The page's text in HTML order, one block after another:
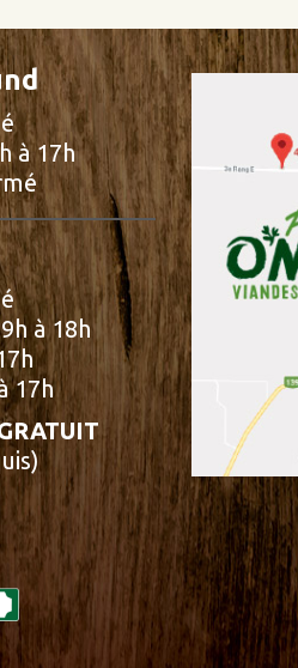
porto
à 17h
à 18h
17h